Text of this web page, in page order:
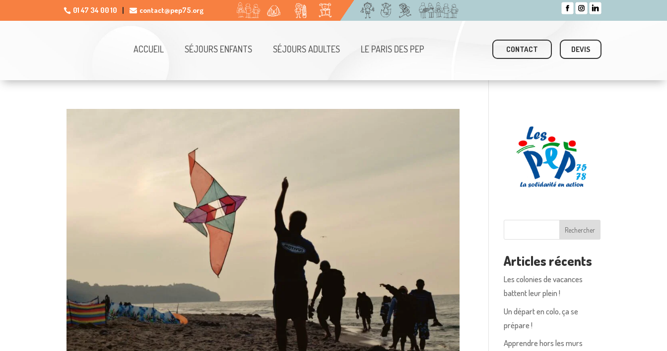
01 47 34 00 10 contact@pep75.org
ACCUEIL SÉJOURS ENFANTS SÉJOURS ADULTES LE PARIS DES PEP CONTACT DEVIS
Rechercher
Articles récents
Les colonies de vacances
battent leur plein !
Un départ en colo, ça se
prépare !
Apprendre hors les murs